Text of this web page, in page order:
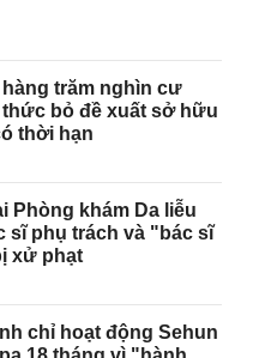
trăm nghìn cư
bỏ đề xuất sở hữu
thời hạn
Phòng khám Da liễu
sĩ phụ trách và "bác sĩ
xử phạt
chỉ hoạt động Sehun